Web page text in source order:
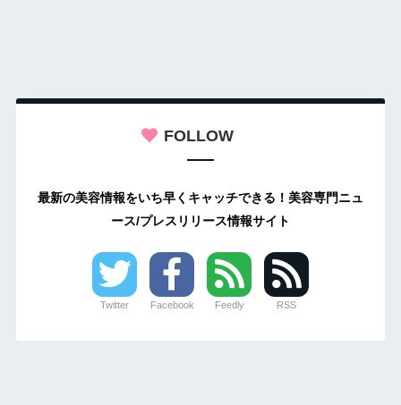
FOLLOW
最新の美容情報をいち早くキャッチできる！美容専門ニュ
ース/プレスリリース情報サイト
Twitter Facebook Feedly RSS